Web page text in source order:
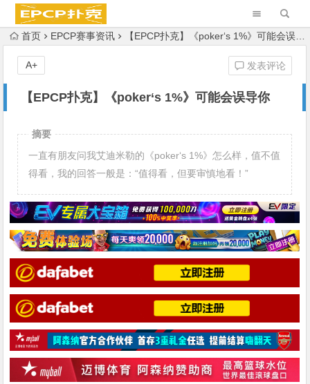
首页 EPCP赛事资讯 【EPCP扑克】《poker‘s 1%》可能会误导你
【EPCP扑克】《poker‘s 1%》可能会误导你
发表评论
A+
摘要
一直有朋友问我艾迪米勒的《poker‘s 1%》怎么样，值不值
得看，我的回答一般是：“值得看，但要审慎地看！”